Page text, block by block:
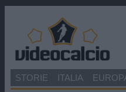
STORIE ITALIA